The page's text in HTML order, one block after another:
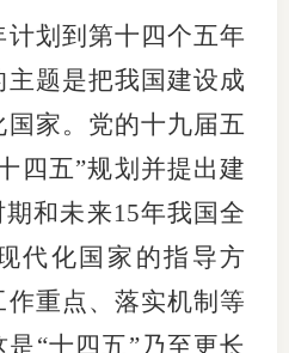
计划到第十四个五年
题是把我国建设成
家。党的十九届五
四五”规划并提出建
和未来15年我国全
代化国家的指导方
重点、落实机制等
“十四五”乃至更长